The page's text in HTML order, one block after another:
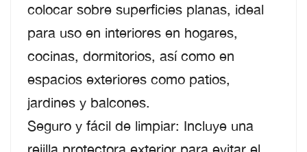
colocar sobre superficies planas, ideal
para uso en interiores en hogares,
cocinas, dormitorios, así como en
espacios exteriores como patios,
jardines y balcones.
Seguro y fácil de limpiar: Incluye una